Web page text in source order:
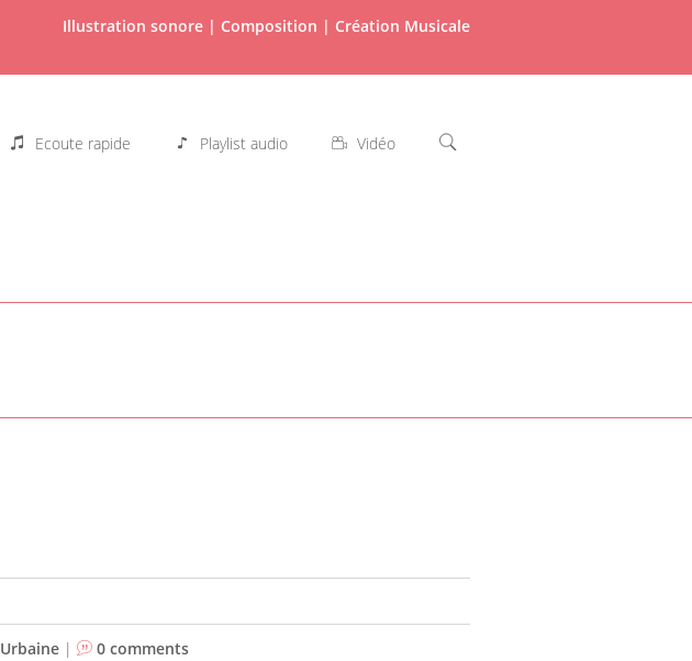
Illustration sonore | Composition | Création Musicale
Ecoute rapide Playlist audio Vidéo
Urbaine | 0 comments